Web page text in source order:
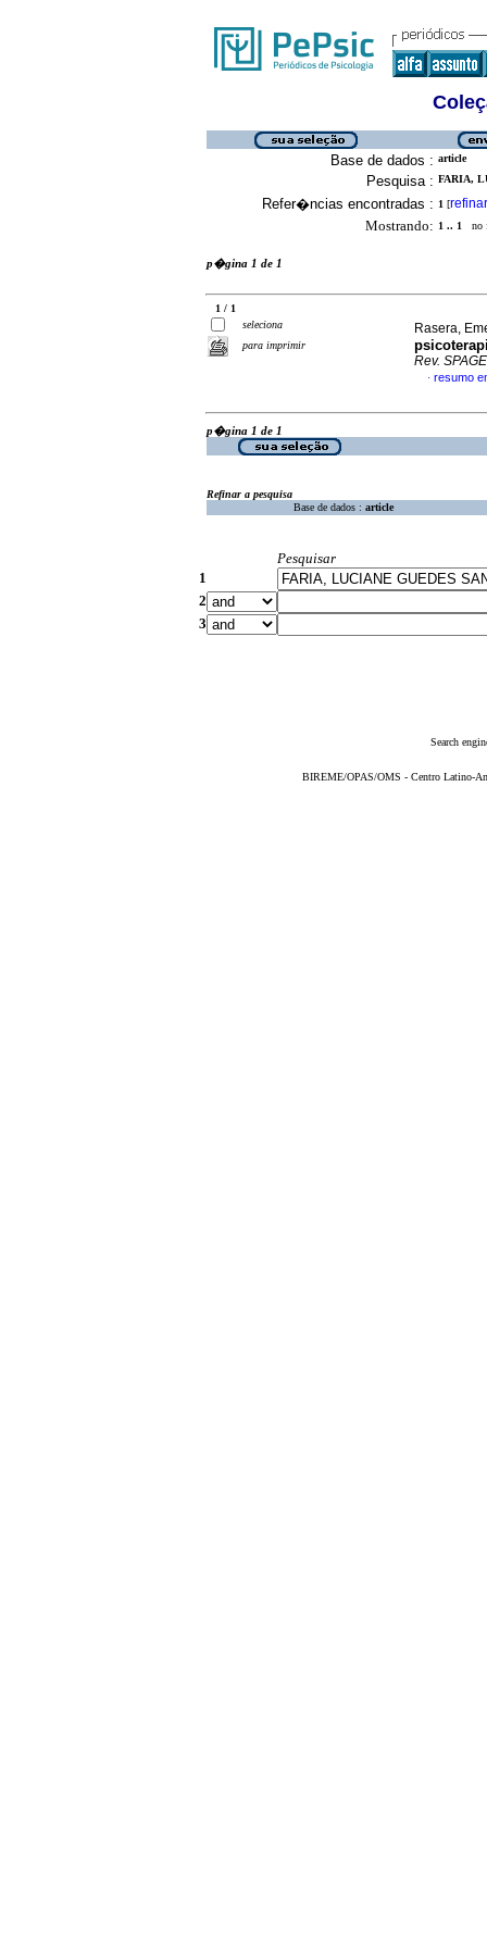
Base de dados : article
Pesquisa : FARIA,
Refer�ncias encontradas : 1 [refinar
Mostrando: 1 .. 1 no
p�gina 1 de 1
1 / 1
seleciona
para imprimir
Rasera,
Rev.
· resumo
p�gina 1 de 1
Refinar a pesquisa
Base de dados : article
Pesquisar
1
2
3
Search
BIREME/OPAS/OMS - Centro Latino-